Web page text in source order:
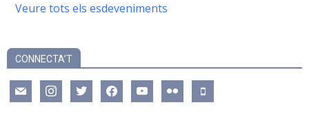
Veure tots els esdeveniments
CONNECTA’T
mail instagramtwitter facebookyoutube flickr mobile